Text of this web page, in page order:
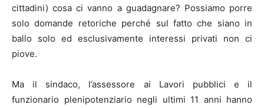
cittadini) cosa ci vanno a guadagnare? Possiamo porre
solo domande retoriche perché sul fatto che siano in
ballo solo ed esclusivamente interessi privati non ci
piove.
Ma il sindaco, l’assessore ai Lavori pubblici e il
funzionario plenipotenziario negli ultimi 11 anni hanno